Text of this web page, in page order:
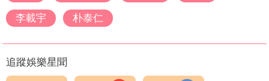
李載宇 朴泰仁
追蹤娛樂星聞